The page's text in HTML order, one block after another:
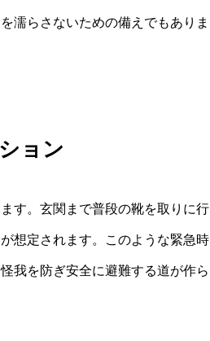
濡らさないための備えでもありま
ョン
す。玄関まで普段の靴を取りに行
想定されます。このような緊急時
我を防ぎ安全に避難する道が作ら